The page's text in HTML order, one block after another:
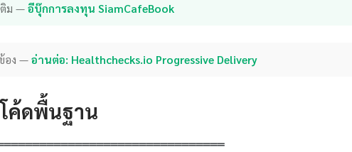
ติม —อีบุ๊กการลงทุน SiamCafeBook
อง —อ่านต่อ: Healthchecks.io Progressive Delivery
ค้ดพื้นฐาน